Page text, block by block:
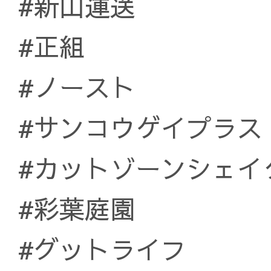
#正組
#ノースト
#サンコウゲイプラス
#カットゾーンシェイ
#彩葉庭園
#グットライフ